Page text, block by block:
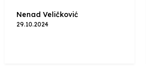
Nenad Veličković
29.10.2024